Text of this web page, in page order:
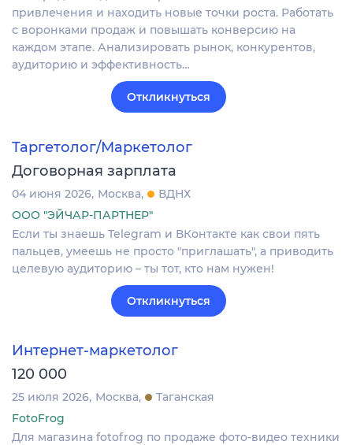
привлечения и находить новые точки роста. Работать
с воронками продаж и повышать конверсию на
каждом этапе. Анализировать рынок, конкурентов,
аудиторию и эффективность…
Откликнуться
Таргетолог/Маркетолог
Договорная зарплата
04 июня 2026 Москва
ВДНХ
ООО "ЭЙЧАР-ПАРТНЕР"
Если ты знаешь Telegram и ВКонтакте как свои пять
пальцев, умеешь не просто "приглашать", а приводить
целевую аудиторию – ты тот, кто нам нужен!
Откликнуться
Интернет-маркетолог
120 000
25 июля 2026 Москва
Таганская
FotoFrog
Для магазина fotofrog по продаже фото-видео техники